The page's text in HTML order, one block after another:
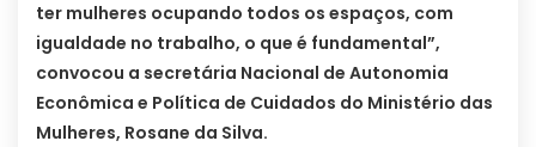
ter mulheres ocupando todos os espaços, com
igualdade no trabalho, o que é fundamental”,
convocou a secretária Nacional de Autonomia
Econômica e Política de Cuidados do Ministério das
Mulheres, Rosane da Silva.